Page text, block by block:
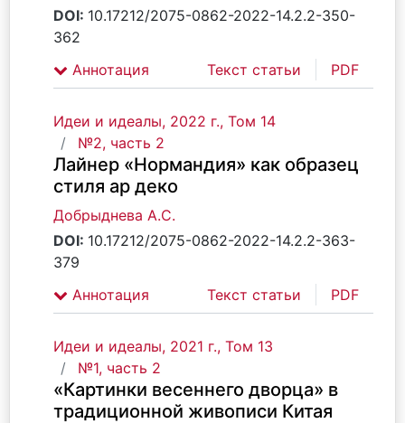
DOI: 10.17212/2075-0862-2022-14.2.2-350-
362
Аннотация
Текст статьи PDF
Идеи и идеалы, 2022 г., Том 14
№2, часть 2
Лайнер «Нормандия» как образец
стиля ар деко
Добрыднева А.С.
DOI: 10.17212/2075-0862-2022-14.2.2-363-
379
Аннотация
Текст статьи PDF
Идеи и идеалы, 2021 г., Том 13
№1, часть 2
«Картинки весеннего дворца» в
традиционной живописи Китая